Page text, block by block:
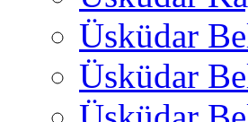
Üsküdar
Üsküdar